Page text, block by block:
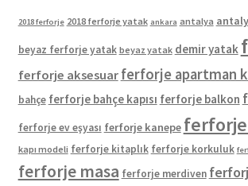
2018 ferforje 2018 ferforje yatak ankara antalya
beyaz ferforje yatak beyaz yatak demir yatak
ferforje aksesuar ferforje apartman
bahçe ferforje bahçe kapısı ferforje balkon
ferforje ev eşyası ferforje kanepe ferforje
kapı modeli ferforje kitaplık ferforje korkuluk
ferforje masa ferforje merdiven